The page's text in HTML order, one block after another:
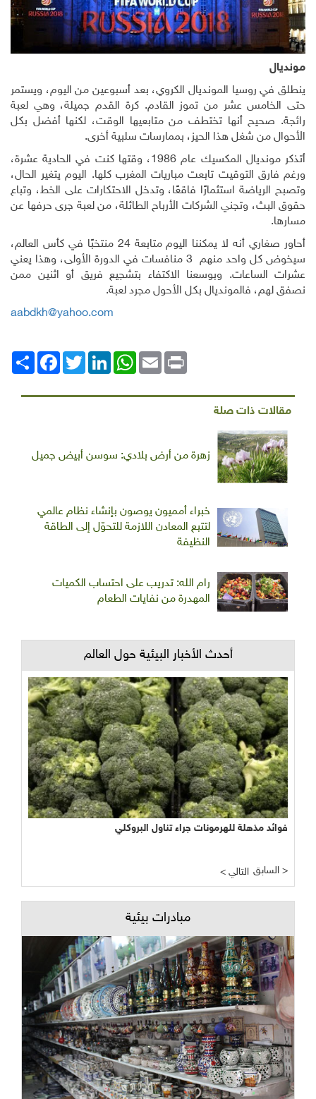
مونديال
ينطلق في روسيا المونديال الكروي، بعد أسبوعين من اليوم، ويستمر
حتى الخامس عشر من تموز القادم. كرة القدم جميلة، وهي لعبة
رائجة. صحيح أنها تختطف من متابعيها الوقت، لكنها أفضل بكل
الأحوال من شغل هذا الحيز، بممارسات سلبية أخرى.
أتذكر مونديال المكسيك عام 1986، وقتها كنت في الحادية عشرة،
ورغم فارق التوقيت تابعت مباريات المغرب كلها. اليوم يتغير الحال،
وتصبح الرياضة استثمارًا فاقعًا، وتدخل الاحتكارات على الخط، وتباع
حقوق البث، وتجني الشركات الأرباح الطائلة، من لعبة جرى حرفها عن
مسارها.
أحاور صغاري أنه لا يمكننا اليوم متابعة 24 منتخبًا في كأس العالم،
سيخوض كل واحد منهم 3 منافسات في الدورة الأولى، وهذا يعني
عشرات الساعات. وبوسعنا الاكتفاء بتشجيع فريق أو اثنين ممن
نصفق لهم، فالمونديال بكل الأحول مجرد لعبة.
aabdkh@yahoo.com
انشر
FacebookTwitterLinkedIn
WhatsAppEmail Print
مقالات ذات صلة
زهرة من أرض بلادي: سوسن أبيض جميل
خبراء أمميون يوصون بإنشاء نظام عالمي
لتتبع المعادن اللازمة للتحوّل إلى الطاقة
النظيفة
رام الله: تدريب على احتساب الكميات
المهدرة من نفايات الطعام
أحدث الأخبار البيئية حول العالم
فوائد مذهلة للهرمونات جراء تناول البروكلي
< التالي السابق >
مبادرات بيئية